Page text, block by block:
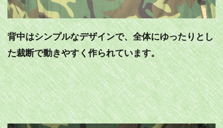
背中はシンプルなデザインで、全体にゆったりとし
た裁断で動きやすく作られています。